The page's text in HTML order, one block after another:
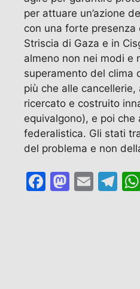
per attuare un’azione
con una forte presenza
Striscia di Gaza e in
almeno non nei modi e
superamento del clima
più che alle
ricercato e costruito
equivalgono), e poi
federalistica. Gli stati
del problema e non
F
M E
T